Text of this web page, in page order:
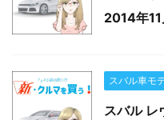
2014年
スバル車モ
スバル レ